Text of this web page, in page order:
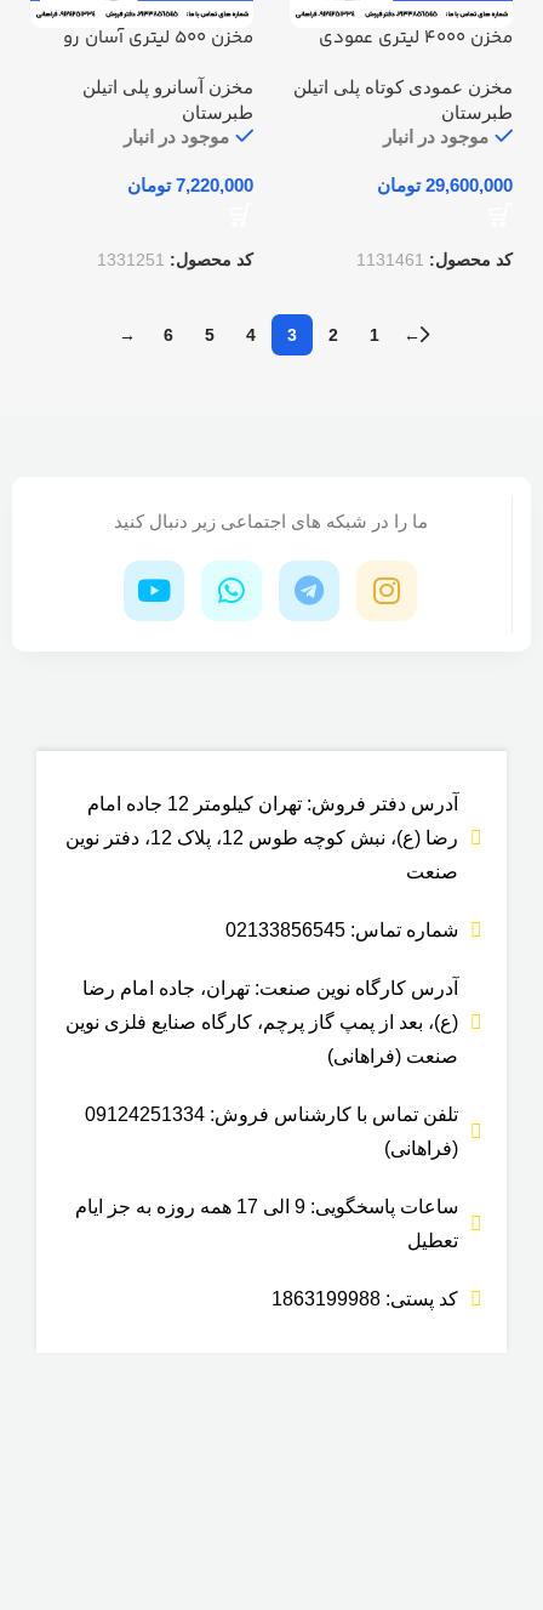
مخزن 4000 لیتری عمودی
مخزن عمودی کوتاه پلی اتیلن
طبرستان
موجود در انبار
تومان
کد محصول: 1131461
مخزن 500 لیتری آسان رو
مخزن آسانرو پلی اتیلن
طبرستان
موجود در انبار
تومان
کد محصول: 1331251
←
1
2
3
4
5
6
→
ما را در شبکه های اجتماعی زیر دنبال کنید
آدرس دفتر فروش: تهران کیلومتر 12 جاده امام
رضا (ع)، نبش کوچه طوس 12، پلاک 12، دفتر نوین
صنعت
شماره تماس: 02133856545
آدرس کارگاه نوین صنعت: تهران، جاده امام رضا
(ع)، بعد از پمپ گاز پرچم، کارگاه صنایع فلزی نوین
صنعت (فراهانی)
تلفن تماس با کارشناس فروش: 09124251334
(فراهانی)
ساعات پاسخگویی: 9 الی 17 همه روزه به جز ایام
تعطیل
کد پستی: 1863199988